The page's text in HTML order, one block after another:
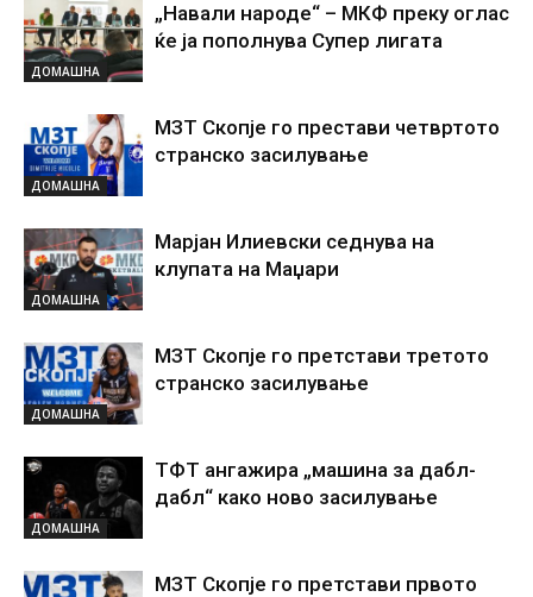
ДОМАШНА
„Навали народе“ – МКФ преку оглас
ќе ја пополнува Супер лигата
ДОМАШНА
МЗТ Скопје го престави четвртото
странско засилување
ДОМАШНА
Марјан Илиевски седнува на
клупата на Маџари
ДОМАШНА
МЗТ Скопје го претстави третото
странско засилување
ДОМАШНА
ТФТ ангажира „машина за дабл-
дабл“ како ново засилување
МЗТ Скопје го претстави првото